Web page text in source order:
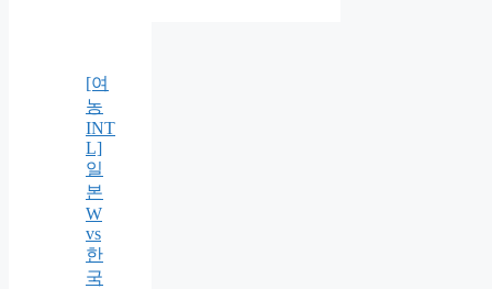
[여
농
INT
L]
일
본
W
vs
한
국